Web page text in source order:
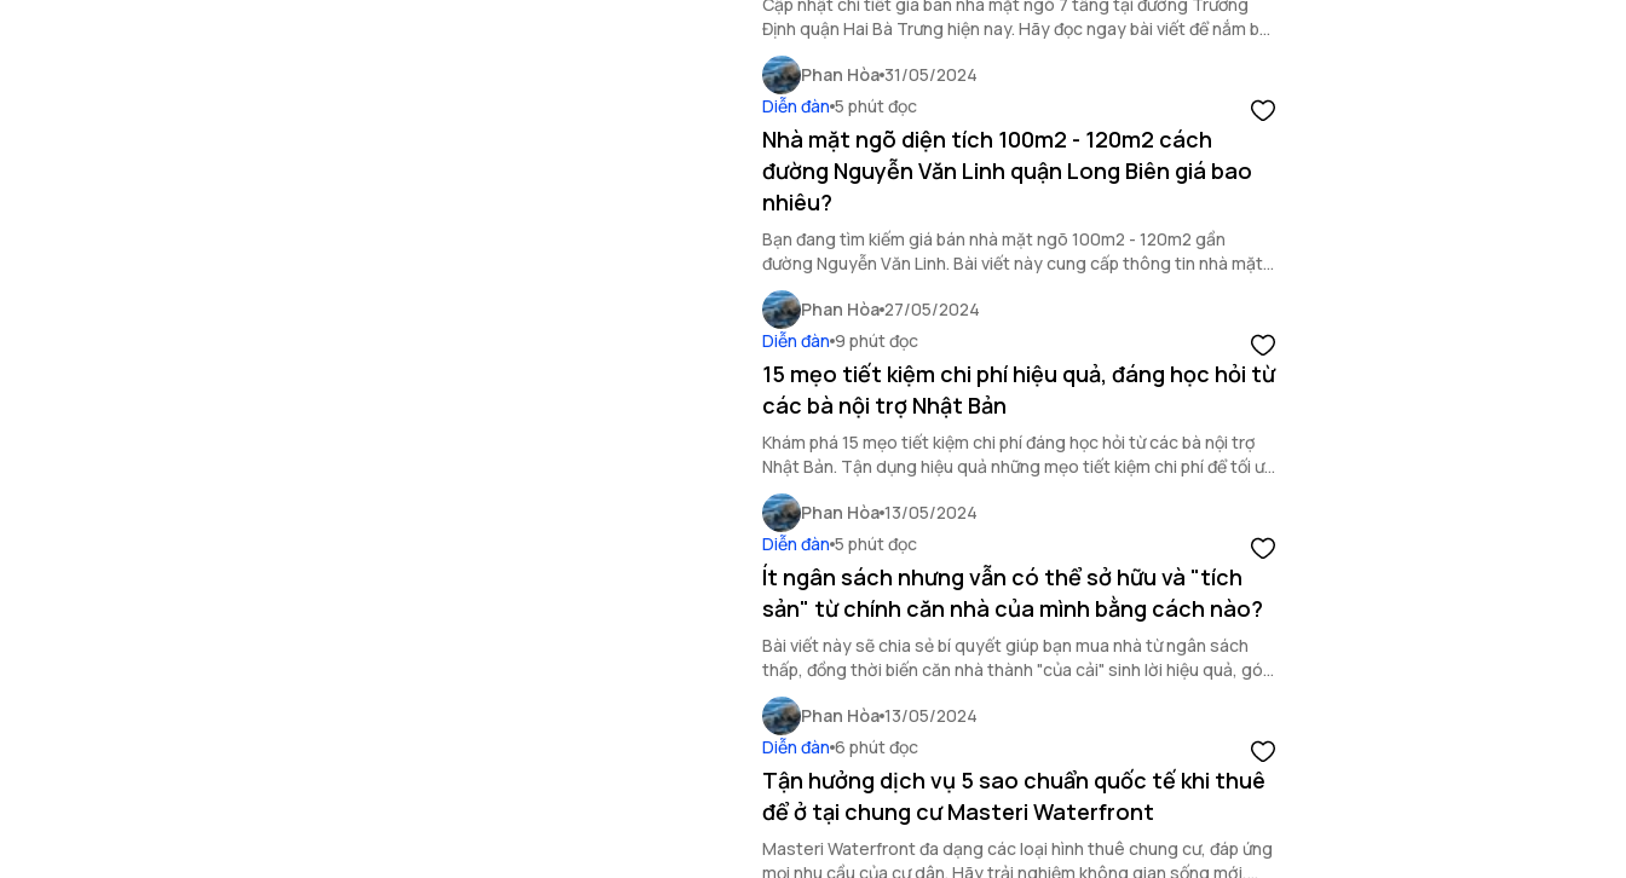
Định quận Hai Bà Trưng hiện nay. Hãy đọc ngay bài viết để nắm bắt
thông tin rõ hơn.
Phan Hòa 31/05/2024
Diễn đàn 5 phút đọc
Nhà mặt ngõ diện tích 100m2 - 120m2 cách
đường Nguyễn Văn Linh quận Long Biên giá bao
nhiêu?
Bạn đang tìm kiếm giá bán nhà mặt ngõ 100m2 - 120m2 gần
đường Nguyễn Văn Linh. Bài viết này cung cấp thông tin nhà mặt
ngõ quận Long Biên giá bao nhiêu.
Phan Hòa 27/05/2024
Diễn đàn 9 phút đọc
15 mẹo tiết kiệm chi phí hiệu quả, đáng học hỏi từ
các bà nội trợ Nhật Bản
Khám phá 15 mẹo tiết kiệm chi phí đáng học hỏi từ các bà nội trợ
Nhật Bản. Tận dụng hiệu quả những mẹo tiết kiệm chi phí để tối ưu
quản lý tài chính cá nhân.
Phan Hòa 13/05/2024
Diễn đàn 5 phút đọc
Ít ngân sách nhưng vẫn có thể sở hữu và "tích
sản" từ chính căn nhà của mình bằng cách nào?
Bài viết này sẽ chia sẻ bí quyết giúp bạn mua nhà từ ngân sách
thấp, đồng thời biến căn nhà thành "của cải" sinh lời hiệu quả, góp
phần nâng tầm tài chính cá nhân và đầu tư thông minh.
Phan Hòa 13/05/2024
Diễn đàn 6 phút đọc
Tận hưởng dịch vụ 5 sao chuẩn quốc tế khi thuê
để ở tại chung cư Masteri Waterfront
Masteri Waterfront đa dạng các loại hình thuê chung cư, đáp ứng
mọi nhu cầu của cư dân. Hãy trải nghiệm không gian sống mới,